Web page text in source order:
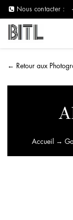
Nous contacter :
← Retour aux
Accueil →